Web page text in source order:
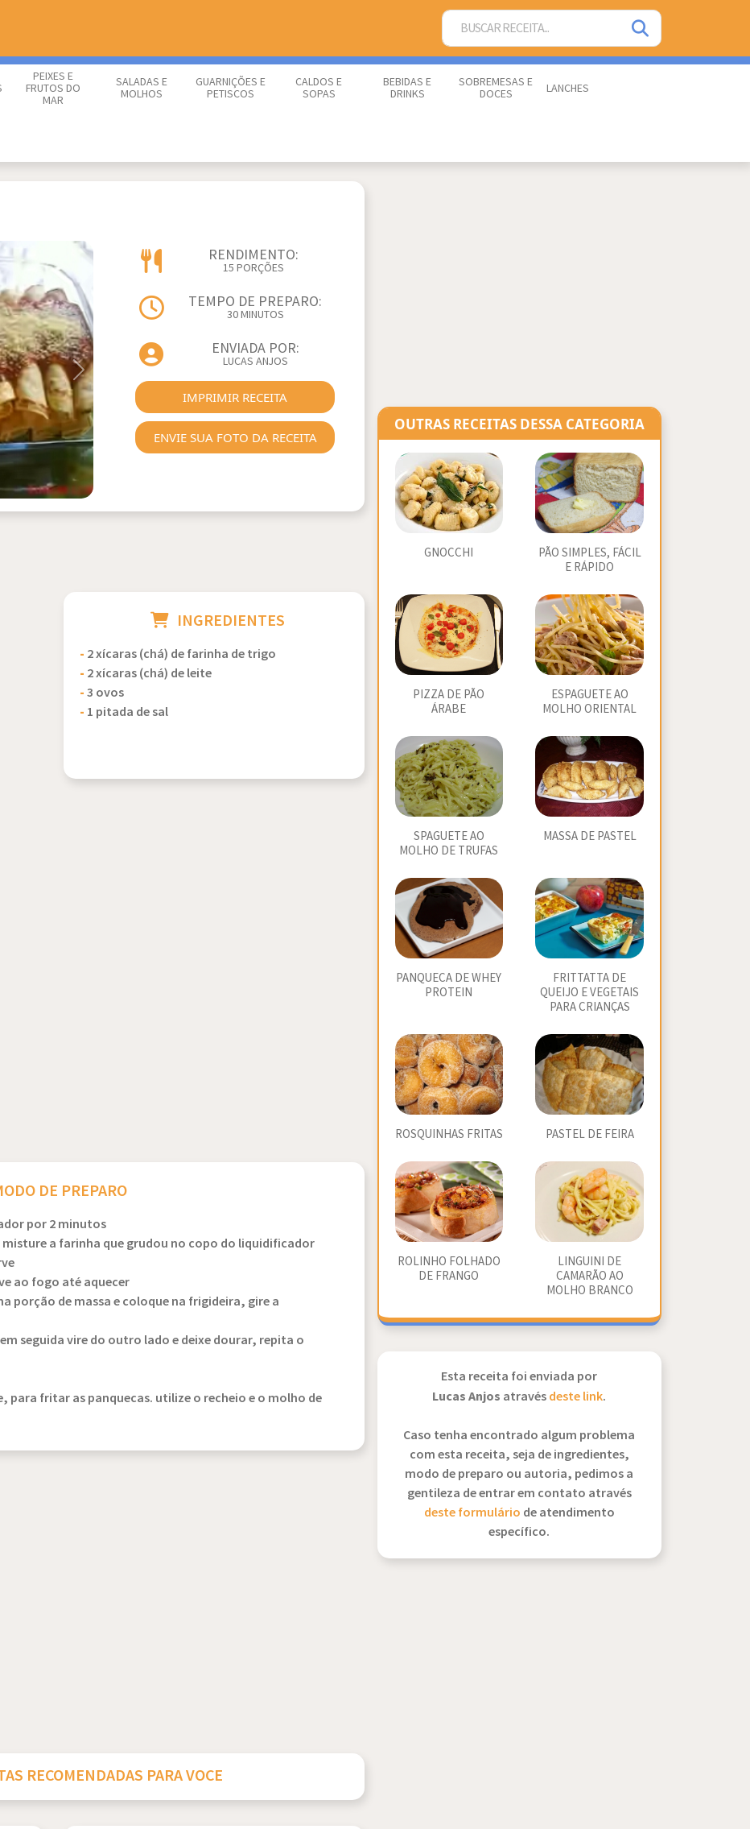
PEIXES E
FRUTOS DO
MAR
SALADAS E
MOLHOS
GUARNIÇÕES E
PETISCOS
CALDOS E
SOPAS
BEBIDAS E
DRINKS
SOBREMESAS E
DOCES
LANCHES
Next
RENDIMENTO:
15 PORÇÕES
TEMPO DE PREPARO:
30 MINUTOS
ENVIADA POR:
LUCAS ANJOS
IMPRIMIR RECEITA
ENVIE SUA FOTO DA RECEITA
INGREDIENTES
- 2 xícaras (chá) de farinha de trigo
- 2 xícaras (chá) de leite
-3 ovos
- 1 pitada de sal
DE PREPARO
por 2 minutos
misture a farinha que grudou no copo do liquidificador
ao fogo até aquecer
porção de massa e coloque na frigideira, gire a
seguida vire do outro lado e deixe dourar, repita o
para fritar as panquecas. utilize o recheio e o molho de
RECOMENDADAS PARA VOCE
OUTRAS RECEITAS DESSA CATEGORIA
GNOCCHI
PÃO SIMPLES, FÁCIL
E RÁPIDO
PIZZA DE PÃO
ÁRABE
ESPAGUETE AO
MOLHO ORIENTAL
SPAGUETE AO
MOLHO DE TRUFAS
MASSA DE PASTEL
PANQUECA DE WHEY
PROTEIN
FRITTATTA DE
QUEIJO E VEGETAIS
PARA CRIANÇAS
ROSQUINHAS FRITAS PASTEL DE FEIRA
ROLINHO FOLHADO
DE FRANGO
LINGUINI DE
CAMARÃO AO
MOLHO BRANCO
Esta receita foi enviada por
Lucas Anjos atravésdeste link.
Caso tenha encontrado algum problema
com esta receita, seja de ingredientes,
modo de preparo ou autoria, pedimos a
gentileza de entrar em contato através
deste formulário de atendimento
específico.